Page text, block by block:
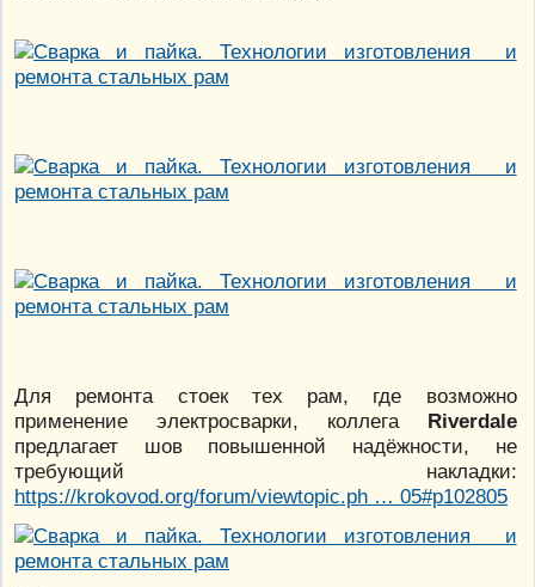
Для ремонта стоек тех рам, где возможно
применение электросварки, коллега Riverdale
предлагает шов повышенной надёжности, не
требующий накладки:
https://krokovod.org/forum/viewtopic.ph … 05#p102805